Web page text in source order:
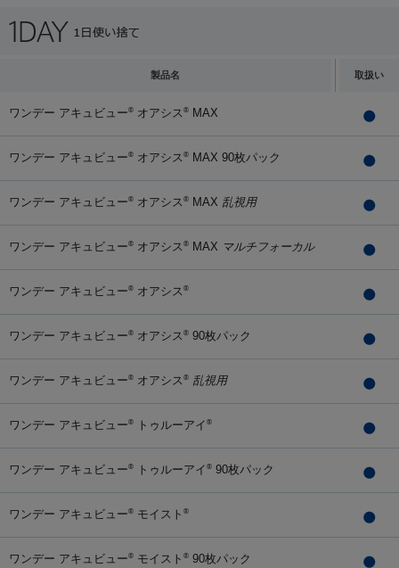
製品名 取扱い
ワンデー アキュビュー® オアシス ® MAX
ワンデー アキュビュー® オアシス ® MAX 90枚パック
ワンデー アキュビュー® オアシス ® MAX 乱視用
ワンデー アキュビュー® オアシス ® MAX マルチフォーカル
ワンデー アキュビュー® オアシス ®
ワンデー アキュビュー® オアシス ® 90枚パック
ワンデー アキュビュー® オアシス ® 乱視用
ワンデー アキュビュー® トゥルーアイ ®
ワンデー アキュビュー® トゥルーアイ ® 90枚パック
ワンデー アキュビュー® モイスト ®
ワンデー アキュビュー® モイスト ® 90枚パック